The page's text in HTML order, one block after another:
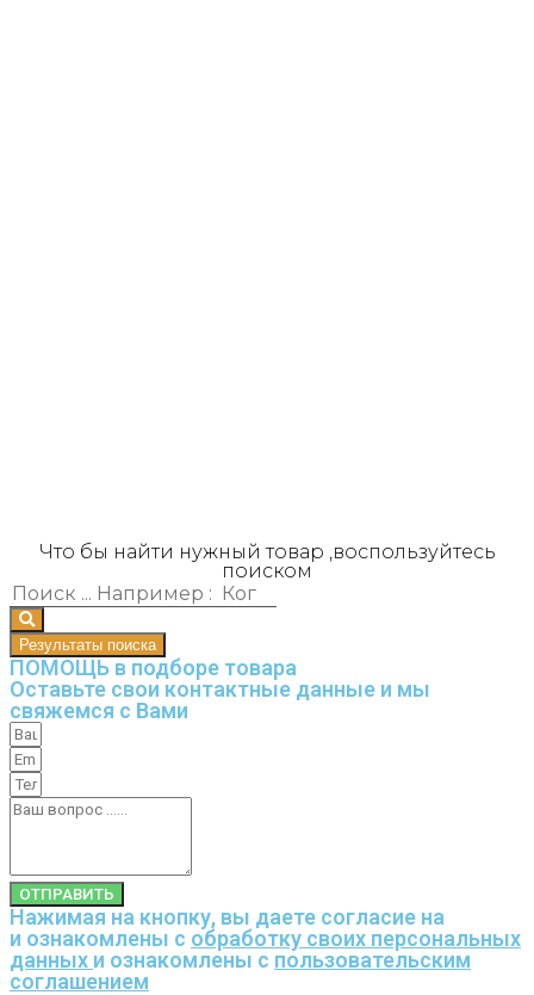
Что бы найти нужный товар ,воспользуйтесь
поиском
Результаты поиска
ПОМОЩЬ в подборе товара
Оставьте свои контактные данные и мы
свяжемся с Вами
ОТПРАВИТЬ
Нажимая на кнопку, вы даете согласие на
и ознакомлены с обработку своих персональных
данных и ознакомлены с пользовательским
соглашением